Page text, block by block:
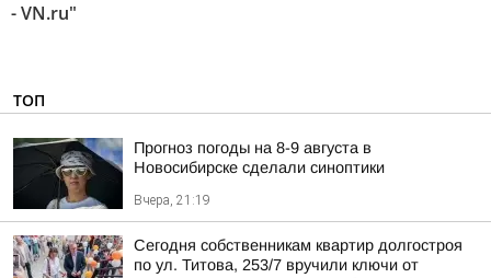
- VN.ru"
ТОП
Прогноз погоды на 8-9 августа в
Новосибирске сделали синоптики
Вчера, 21:19
Сегодня собственникам квартир долгостроя
по ул. Титова, 253/7 вручили ключи от